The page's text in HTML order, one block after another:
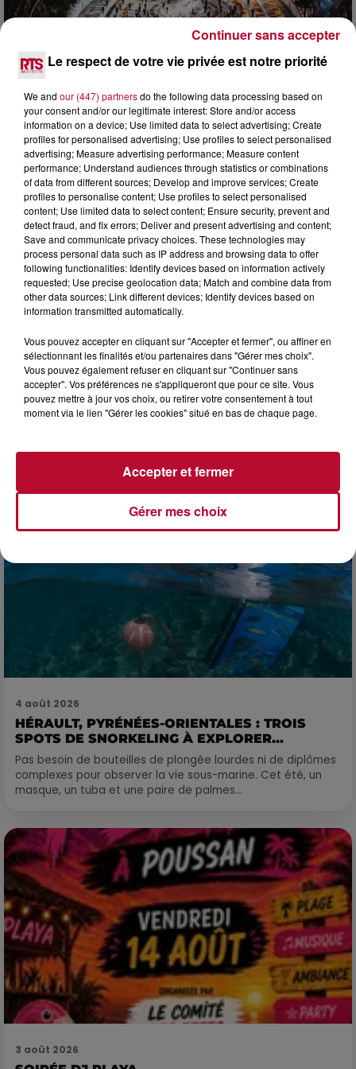
6 août 2026
NÎMES : « LE RÊVE DU GLADIATEUR » INVESTIT
LES ARÈNES CES 3...
Après un franc succès l'été dernier, le spectacle « Le Rêve
du gladiateur » revient illuminer l'amphithéâtre romain les 6,
7 et 8 août. Une fresque nocturne...
4 août 2026
4 août 2026
HÉRAULT, PYRÉNÉES-ORIENTALES : TROIS
SPOTS DE SNORKELING À EXPLORER...
Pas besoin de bouteilles de plongée lourdes ni de diplômes
complexes pour observer la vie sous-marine. Cet été, un
masque, un tuba et une paire de palmes...
3 août 2026
Le respect de votre vie privée est notre priorité
We and our (447) partnersdo the following data processing based on
your consent and/or our legitimate interest: Store and/or access
information on a device; Use limited data to select advertising; Create
profiles for personalised advertising; Use profiles to select personalised
advertising; Measure advertising performance; Measure content
performance; Understand audiences through statistics or combinations
of data from different sources; Develop and improve services; Create
profiles to personalise content; Use profiles to select personalised
content; Use limited data to select content; Ensure security, prevent and
detect fraud, and fix errors; Deliver and present advertising and content;
Save and communicate privacy choices. These technologies may
process personal data such as IP address and browsing data to offer
following functionalities: Identify devices based on information actively
requested; Use precise geolocation data; Match and combine data from
other data sources; Link different devices; Identify devices based on
information transmitted automatically.
Vous pouvez accepter en cliquant sur "Accepter et fermer", ou affiner en
sélectionnant les finalités et/ou partenaires dans "Gérer mes choix".
Vous pouvez également refuser en cliquant sur "Continuer sans
accepter". Vos préférences ne s'appliqueront que pour ce site. Vous
pouvez mettre à jour vos choix, ou retirer votre consentement à tout
moment via le lien "Gérer les cookies" situé en bas de chaque page.
Gérer mes choix
Accepter et fermer
Continuer sans accepter